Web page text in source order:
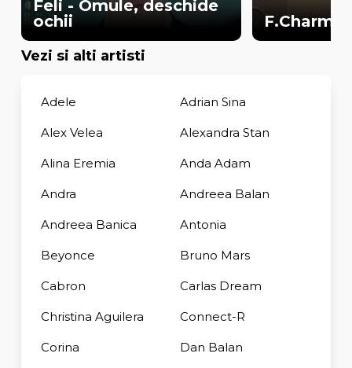
Feli - Omule, deschide
ochii
F.Charm
Vezi si alti artisti
Adele Adrian Sina
Alex Velea Alexandra Stan
Alina Eremia Anda Adam
Andra Andreea Balan
Andreea Banica Antonia
Beyonce Bruno Mars
Cabron Carlas Dream
Christina Aguilera Connect-R
Corina Dan Balan